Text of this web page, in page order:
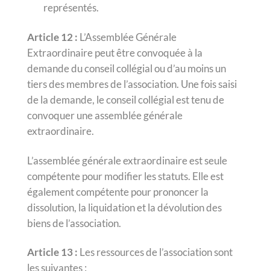
représentés.
Article​​ ​12 : ​L’Assemblée​ ​Générale​
Extraordinaire peut être convoquée à la
demande du conseil collégial ou d’au moins un
tiers des membres de l’association. Une fois saisi
de la demande, le conseil collégial est tenu de
convoquer une assemblée générale
extraordinaire.
L’assemblée générale extraordinaire est seule
compétente pour modifier les statuts. Elle est
également compétente pour prononcer la
dissolution, la liquidation et la dévolution des
biens de l’association.
Article 13 : Les ressources de l’association sont
les suivantes :